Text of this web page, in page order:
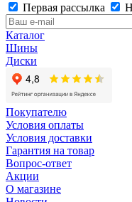
Первая рассылка
Каталог
Шины
Диски
Покупателю
Условия оплаты
Условия доставки
Гарантия на товар
Вопрос-ответ
Акции
О магазине